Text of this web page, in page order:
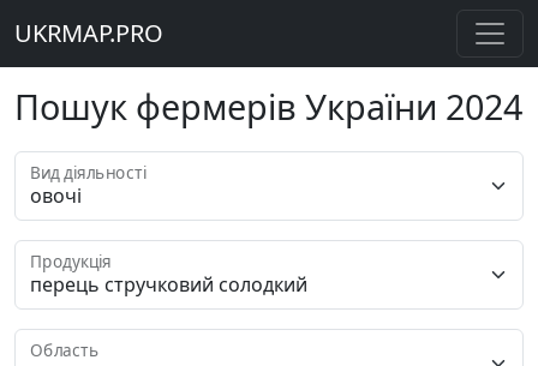
UKRMAP.PRO
Пошук фермерів України 2024
Вид діяльності
Продукція
Область